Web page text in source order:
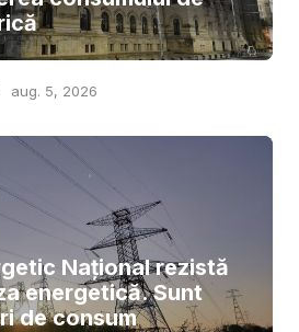
aug. 5, 2026
Național rezistă
energetică. Sunt
de consum